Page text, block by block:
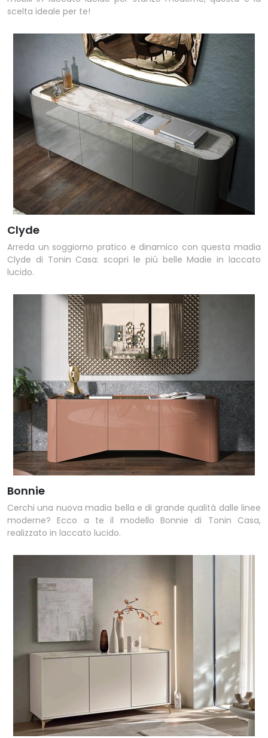
scelta ideale per te!
Clyde
Arreda un soggiorno pratico e dinamico con questa madia
Clyde di Tonin Casa: scopri le più belle Madie in laccato
lucido.
Bonnie
Cerchi una nuova madia bella e di grande qualità dalle linee
moderne? Ecco a te il modello Bonnie di Tonin Casa,
realizzato in laccato lucido.